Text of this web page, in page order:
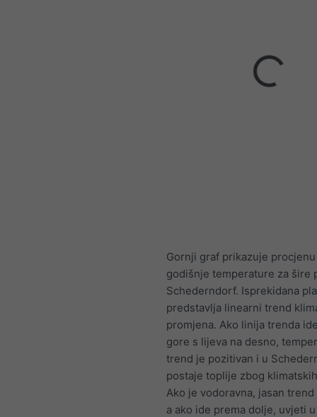
Gornji graf prikazuje
godišnje temperature za šire
Schederndorf. Isprekidana
predstavlja linearni trend
promjena. Ako linija trenda
gore s lijeva na desno,
trend je pozitivan i u
postaje toplije zbog
Ako je vodoravna, jasan
a ako ide prema dolje, uvjeti u